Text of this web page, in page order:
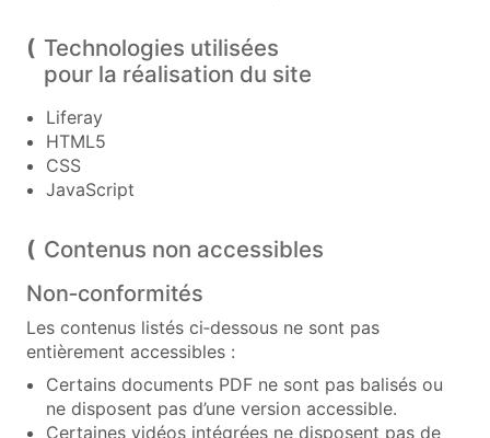
Technologies utilisées
pour la réalisation du site
Liferay
HTML5
CSS
JavaScript
Contenus non accessibles
Non‑conformités
Les contenus listés ci‑dessous ne sont pas
entièrement accessibles :
Certains documents PDF ne sont pas balisés ou
ne disposent pas d’une version accessible.
Certaines vidéos intégrées ne disposent pas de